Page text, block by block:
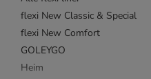
flexi New Classic & Special
flexi New Comfort
GOLEYGO
Heim